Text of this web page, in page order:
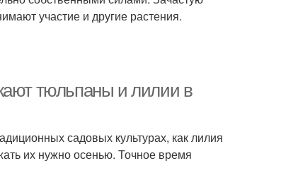
участие и другие растения.
тюльпаны и лилии в
садовых культурах, как лилия
их нужно осенью. Точное время